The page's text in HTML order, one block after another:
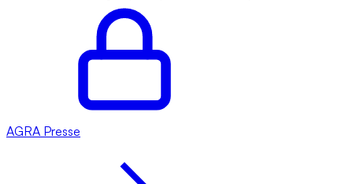
AGRA Presse